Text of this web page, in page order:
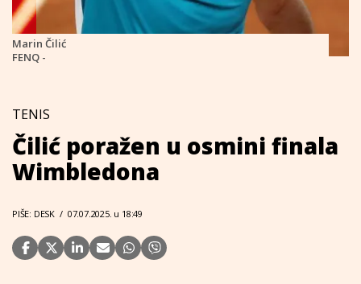
Marin Čilić
FENQ -
TENIS
Čilić poražen u osmini finala
Wimbledona
PIŠE: DESK / 07.07.2025. u 18:49